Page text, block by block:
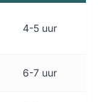
4-5 uur
6-7 uur